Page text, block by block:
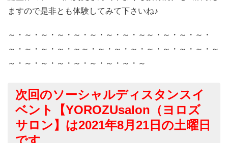
ますので是非とも体験してみて下さいね♪
～・～・～・～・～・～・～・～・～～・～・～・～・
～・～・～・～・～～・～・～・～・～・～・～・～・～
～・～・～・～・～・～・～・～・～
次回のソーシャルディスタンスイ
ベント【YOROZUsalon（ヨロズ
サロン】は2021年8月21日の土曜日